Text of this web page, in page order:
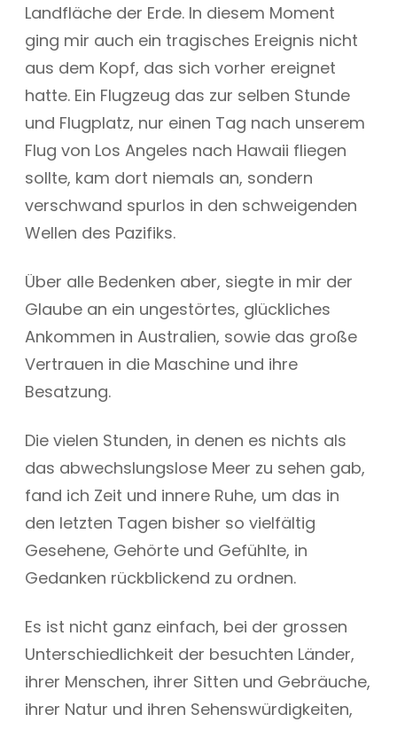
Landfläche der Erde. In diesem Moment
ging mir auch ein tragisches Ereignis nicht
aus dem Kopf, das sich vorher ereignet
hatte. Ein Flugzeug das zur selben Stunde
und Flugplatz, nur einen Tag nach unserem
Flug von Los Angeles nach Hawaii fliegen
sollte, kam dort niemals an, sondern
verschwand spurlos in den schweigenden
Wellen des Pazifiks.
Über alle Bedenken aber, siegte in mir der
Glaube an ein ungestörtes, glückliches
Ankommen in Australien, sowie das große
Vertrauen in die Maschine und ihre
Besatzung.
Die vielen Stunden, in denen es nichts als
das abwechslungslose Meer zu sehen gab,
fand ich Zeit und innere Ruhe, um das in
den letzten Tagen bisher so vielfältig
Gesehene, Gehörte und Gefühlte, in
Gedanken rückblickend zu ordnen.
Es ist nicht ganz einfach, bei der grossen
Unterschiedlichkeit der besuchten Länder,
ihrer Menschen, ihrer Sitten und Gebräuche,
ihrer Natur und ihren Sehenswürdigkeiten,